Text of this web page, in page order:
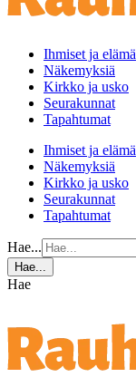
Ihmiset ja elämä
Näkemyksiä
Kirkko ja usko
Seurakunnat
Tapahtumat
Ihmiset ja elämä
Näkemyksiä
Kirkko ja usko
Seurakunnat
Tapahtumat
Hae...
Hae...
Hae